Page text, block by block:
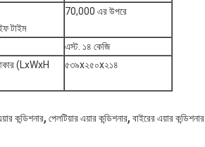
টাইম
70,000 এর উপরে
এস্ট. ১৪ কেজি
(LxWxH
৫৩৯x২৫০x২১৪
কন্ডিশনার, পেলটিয়ার এয়ার কন্ডিশনার, বাইরের এয়ার কন্ডিশনার